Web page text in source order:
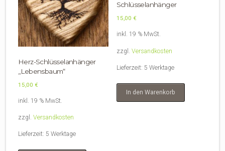
Herz-Schlüsselanhänger
„Lebensbaum“
15,00 €
inkl. 19 % MwSt.
zzgl. Versandkosten
Lieferzeit: 5 Werktage
Schlüsselanhänger
15,00 €
inkl. 19 % MwSt.
zzgl. Versandkosten
Lieferzeit: 5 Werktage
In den Warenkorb